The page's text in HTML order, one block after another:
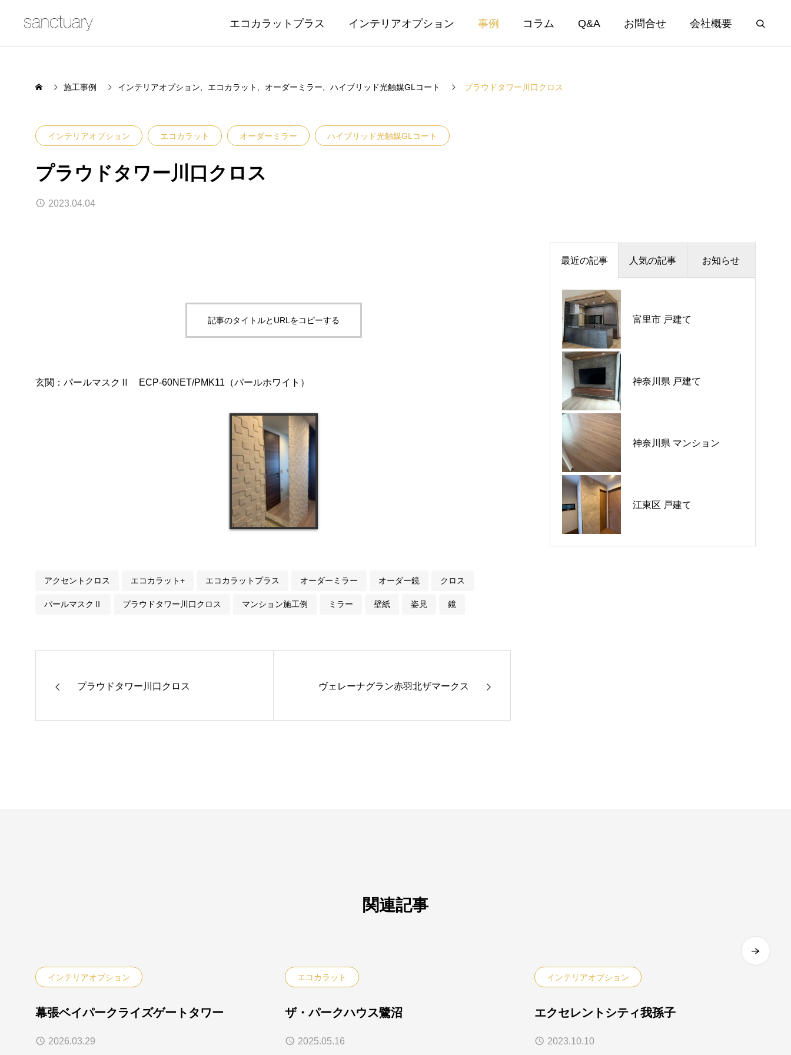
エコカラットプラス インテリアオプション 事例 コラム Q&A お問合せ 会社概要
施工事例 インテリアオプション エコカラット オーダーミラー ハイブリッド光触媒GLコート プラウドタワー川口クロス
インテリアオプション エコカラット オーダーミラー ハイブリッド光触媒GLコート
プラウドタワー川口クロス
2023.04.04
記事のタイトルとURLをコピーする
玄関：パールマスクⅡ ECP-60NET/PMK11（パールホワイト）
アクセントクロス エコカラット+ エコカラットプラス オーダーミラー オーダー鏡 クロス
パールマスクⅡ プラウドタワー川口クロス マンション施工例 ミラー 壁紙 姿見 鏡
プラウドタワー川口クロス ヴェレーナグラン赤羽北ザマークス
最近の記事 人気の記事 お知らせ
富里市 戸建て
神奈川県 戸建て
神奈川県 マンション
江東区 戸建て
プラウドシティ所沢
テラス
ウエリス八千代村上
シーブレス
夏季休暇のお知らせ
価格改定のお知らせ
平日ナイト相談会開催🌙
GW営業のご案内
関連記事
インテリアオプション
幕張ベイパークライズゲートタワー
2026.03.29
エコカラット
ザ・パークハウス鷺沼
2025.05.16
インテリアオプション
エクセレントシティ我孫子
2023.10.10